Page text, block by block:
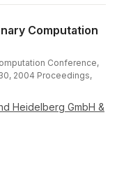
Computation
Conference,
2004 Proceedings,
Heidelberg GmbH &